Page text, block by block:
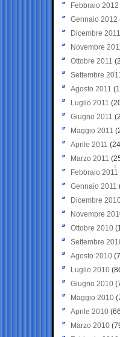
Febbraio 2012
Gennaio 2012
Dicembre 2011
Novembre
Ottobre 2011
Settembre
Agosto 2011
Luglio 2011
Giugno 2011
Maggio 2011
Aprile 2011
Marzo 2011
Febbraio 2011
Gennaio 2011
Dicembre
Novembre
Ottobre 2010
Settembre
Agosto 2010
Luglio 2010
Giugno 2010
Maggio 2010
Aprile 2010
Marzo 2010